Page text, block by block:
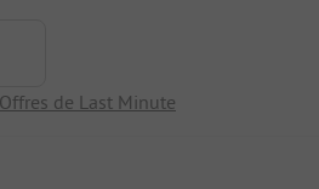
Offres de Last Minute